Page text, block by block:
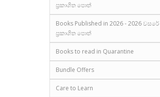
ප්‍රකාශිත පොත්
Books Published in 2026 - 2026 වසරේ
ප්‍රකාශිත පොත්
Books to read in Quarantine
Bundle Offers
Care to Learn